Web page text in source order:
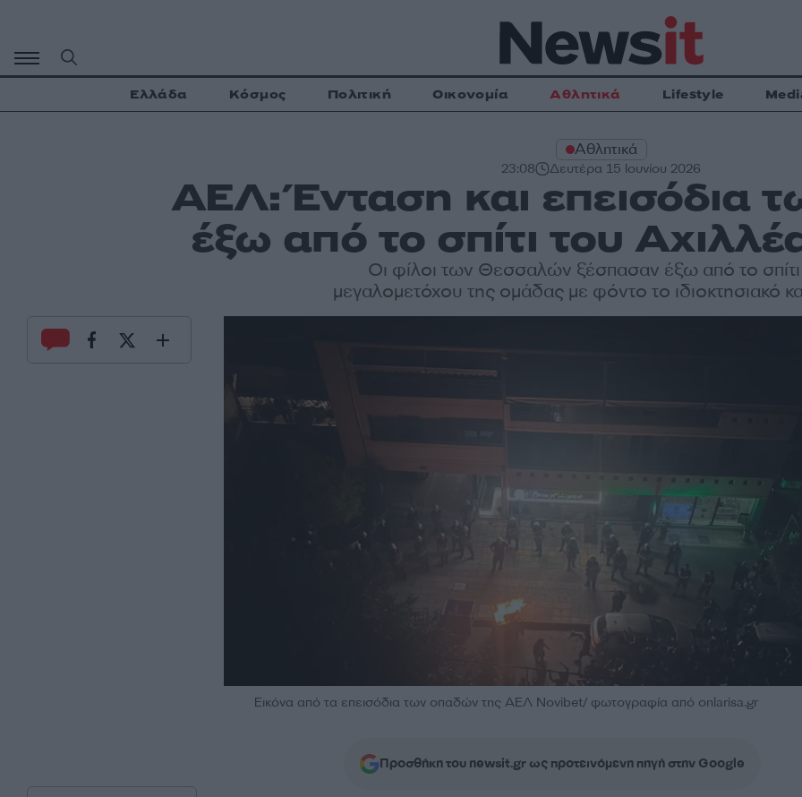
περιεχόμενο
Ελλάδα Κόσμος Πολιτική Οικονομία Αθλητικά Lifestyle
Αθλητικά
23:08 Δευτέρα 15 Ιουνίου 2026
ΑΕΛ: Ένταση και επεισόδια
έξω από το σπίτι του
Οι φίλοι των Θεσσαλών ξέσπασαν έξω από το
μεγαλομετόχου της ομάδας με φόντο το ιδιοκτησιακό
Εικόνα από τα επεισόδια των οπαδών της ΑΕΛ Novibet/ φωτογραφία από onlarisa.gr
Προσθήκη του newsit.gr ως προτεινόμενη πηγή στην Google